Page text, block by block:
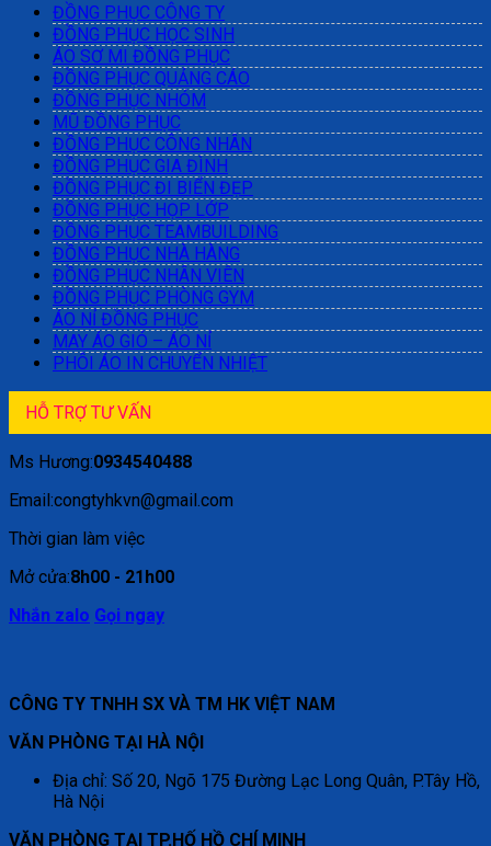
ĐỒNG PHỤC CÔNG TY
ĐỒNG PHỤC HỌC SINH
ÁO SƠ MI ĐỒNG PHỤC
ĐỒNG PHỤC QUẢNG CÁO
ĐỒNG PHỤC NHÓM
MŨ ĐỒNG PHỤC
ĐỒNG PHỤC CÔNG NHÂN
ĐỒNG PHỤC GIA ĐÌNH
ĐỒNG PHỤC ĐI BIỂN ĐẸP
ĐỒNG PHỤC HỌP LỚP
ĐỒNG PHỤC TEAMBUILDING
ĐỒNG PHỤC NHÀ HÀNG
ĐỒNG PHỤC NHÂN VIÊN
ĐỒNG PHỤC PHÒNG GYM
ÁO NỈ ĐỒNG PHỤC
MAY ÁO GIÓ – ÁO NỈ
PHÔI ÁO IN CHUYỂN NHIỆT
HỖ TRỢ TƯ VẤN
Ms Hương:0934540488
Email:congtyhkvn@gmail.com
Thời gian làm việc
Mở cửa:8h00 - 21h00
Nhắn zalo Gọi ngay
CÔNG TY TNHH SX VÀ TM HK VIỆT NAM
VĂN PHÒNG TẠI HÀ NỘI
Địa chỉ: Số 20, Ngõ 175 Đường Lạc Long Quân, P.Tây Hồ,
Hà Nội
VĂN PHÒNG TẠI TP.HỐ HỒ CHÍ MINH